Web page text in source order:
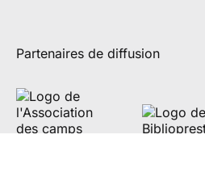
Partenaires de diffusion